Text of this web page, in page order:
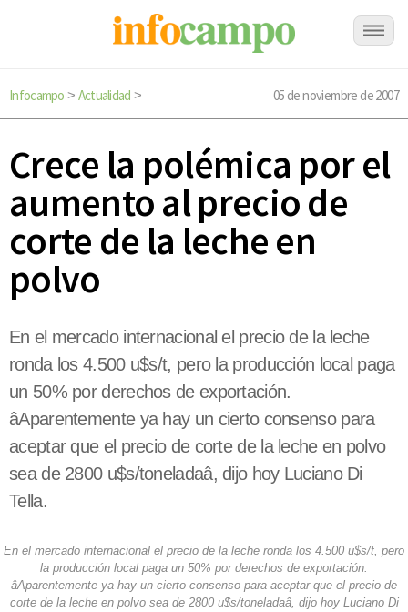
Infocampo > Actualidad > 05 de noviembre de 2007
Crece la polémica por el
aumento al precio de
corte de la leche en
polvo
En el mercado internacional el precio de la leche
ronda los 4.500 u$s/t, pero la producción local paga
un 50% por derechos de exportación.
âAparentemente ya hay un cierto consenso para
aceptar que el precio de corte de la leche en polvo
sea de 2800 u$s/toneladaâ, dijo hoy Luciano Di
Tella.
En el mercado internacional el precio de la leche ronda los 4.500 u$s/t, pero
la producción local paga un 50% por derechos de exportación.
âAparentemente ya hay un cierto consenso para aceptar que el precio de
corte de la leche en polvo sea de 2800 u$s/toneladaâ, dijo hoy Luciano Di